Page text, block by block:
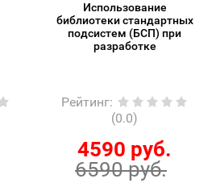
Использование
библиотеки стандартных
подсистем (БСП) при
разработке
Рейтинг:
(0.0)
4590 руб.
6590 руб.